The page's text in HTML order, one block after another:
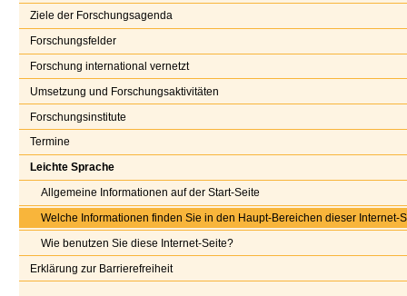
Ziele der Forschungsagenda
Forschungsfelder
Forschung international vernetzt
Umsetzung und Forschungsaktivitäten
Forschungsinstitute
Termine
Leichte Sprache
Allgemeine Informationen auf der Start-Seite
Welche Informationen finden Sie in den Haupt-Bereichen dieser Internet-
Wie benutzen Sie diese Internet-Seite?
Erklärung zur Barrierefreiheit